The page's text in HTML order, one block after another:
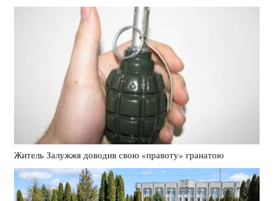
Житель Залужжя доводив свою «правоту» гранатою